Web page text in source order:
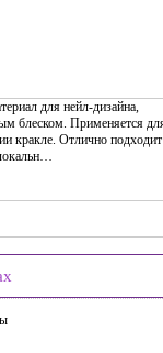
для нейл-дизайна,
блеском. Применяется
кракле. Отлично подходит